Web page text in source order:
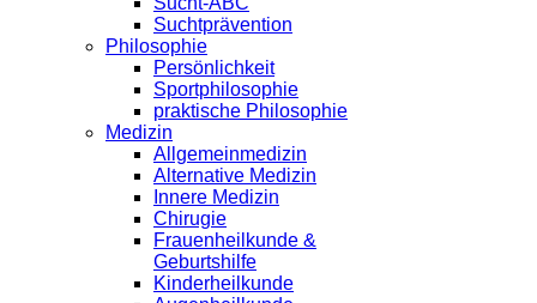
Suchtprävention
Philosophie
Persönlichkeit
Sportphilosophie
praktische Philosophie
Medizin
Allgemeinmedizin
Alternative Medizin
Innere Medizin
Chirugie
Frauenheilkunde &
Geburtshilfe
Kinderheilkunde